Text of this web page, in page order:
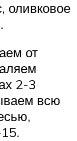
оливковое
от
2-3
всю